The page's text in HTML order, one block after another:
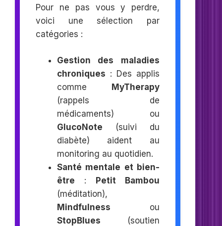
Pour ne pas vous y perdre,
voici une sélection par
catégories :
Gestion des maladies
chroniques : Des applis
comme MyTherapy
(rappels de
médicaments) ou
GlucoNote (suivi du
diabète) aident au
monitoring au quotidien.
Santé mentale et bien-
être : Petit Bambou
(méditation),
Mindfulness ou
StopBlues (soutien